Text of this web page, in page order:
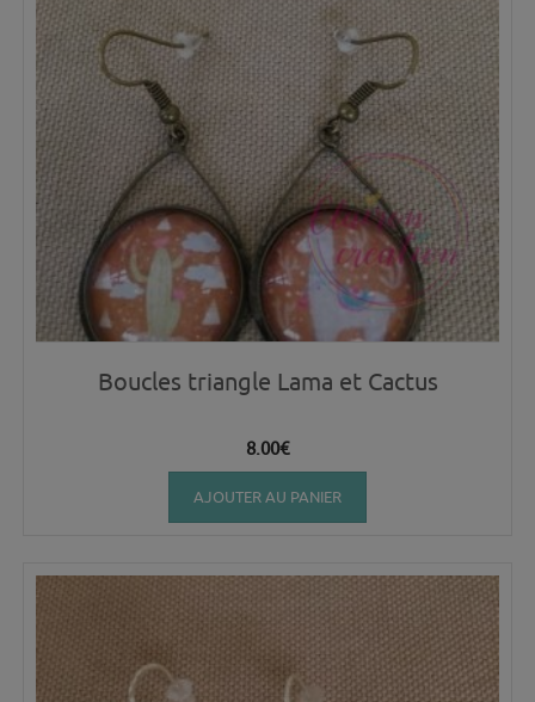
Boucles triangle Lama et Cactus
8.00€
AJOUTER AU PANIER